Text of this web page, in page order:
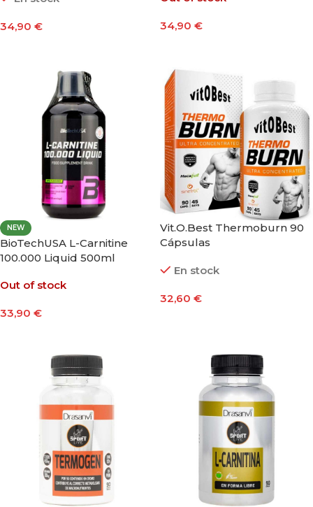
34,90 € 34,90 €
NEW
BioTechUSA L-Carnitine
100.000 Liquid 500ml
Out of stock
33,90 €
Vit.O.Best Thermoburn 90
Cápsulas
En stock
32,60 €